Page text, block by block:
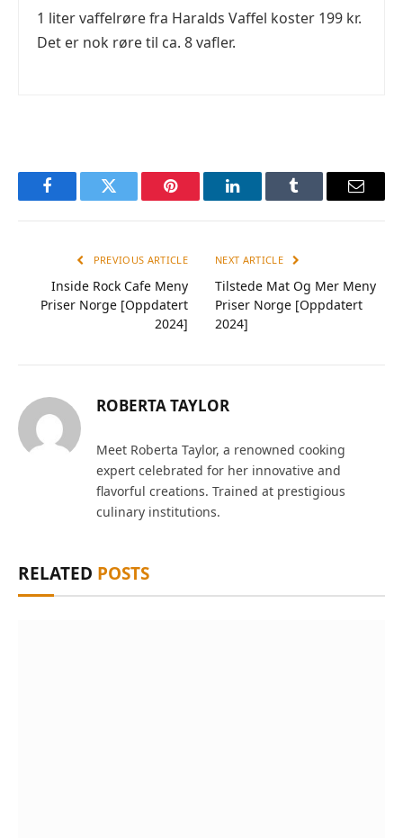
1 liter vaffelrøre fra Haralds Vaffel koster 199 kr.
Det er nok røre til ca. 8 vafler.
FacebookTwitter Pinterest LinkedInTumblr Email
PREVIOUS ARTICLE
Inside Rock Cafe Meny
Priser Norge [Oppdatert
2024]
NEXT ARTICLE
Tilstede Mat Og Mer Meny
Priser Norge [Oppdatert
2024]
ROBERTA TAYLOR
Meet Roberta Taylor, a renowned cooking
expert celebrated for her innovative and
flavorful creations. Trained at prestigious
culinary institutions.
RELATED POSTS